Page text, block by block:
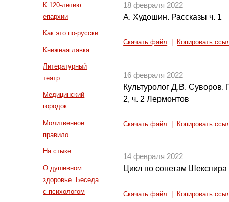
К 120-летию
епархии
Как это по-русски
Книжная лавка
Литературный
театр
Медицинский
городок
Молитвенное
правило
На стыке
О душевном
здоровье. Беседа
с психологом
18 февраля 2022
А. Худошин. Рассказы ч. 1
Скачать файл Копировать
16 февраля 2022
Культуролог Д.В. Суворов.
2, ч. 2 Лермонтов
Скачать файл Копировать
14 февраля 2022
Цикл по сонетам
Скачать файл Копировать